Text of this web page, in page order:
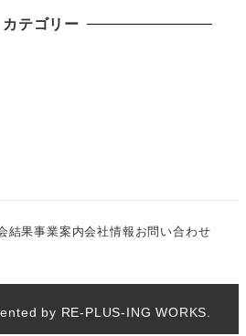
カテゴリー
結果事業案内会社情報 お問い合わせ
by RE-PLUS-ING WORKS.